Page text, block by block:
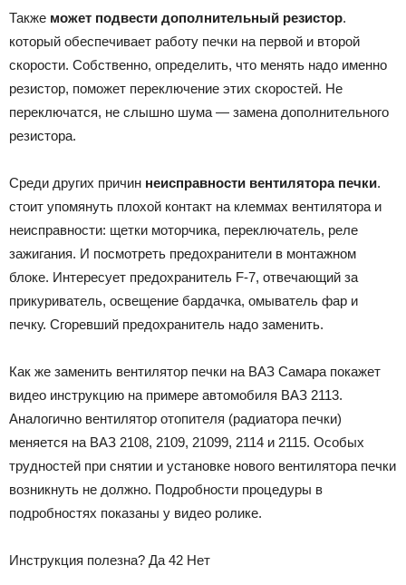
Также может подвести дополнительный резистор.
который обеспечивает работу печки на первой и второй
скорости. Собственно, определить, что менять надо именно
резистор, поможет переключение этих скоростей. Не
переключатся, не слышно шума — замена дополнительного
резистора.
Среди других причин неисправности вентилятора печки.
стоит упомянуть плохой контакт на клеммах вентилятора и
неисправности: щетки моторчика, переключатель, реле
зажигания. И посмотреть предохранители в монтажном
блоке. Интересует предохранитель F-7, отвечающий за
прикуриватель, освещение бардачка, омыватель фар и
печку. Сгоревший предохранитель надо заменить.
Как же заменить вентилятор печки на ВАЗ Самара покажет
видео инструкцию на примере автомобиля ВАЗ 2113.
Аналогично вентилятор отопителя (радиатора печки)
меняется на ВАЗ 2108, 2109, 21099, 2114 и 2115. Особых
трудностей при снятии и установке нового вентилятора печки
возникнуть не должно. Подробности процедуры в
подробностях показаны у видео ролике.
Инструкция полезна? Да 42 Нет